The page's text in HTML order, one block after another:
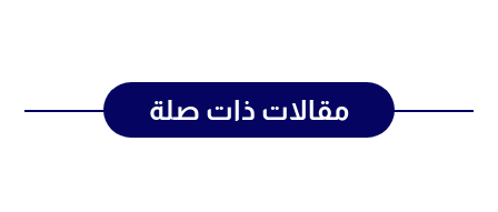
مقالات ذات صلة